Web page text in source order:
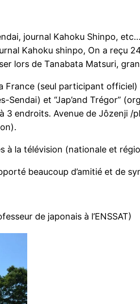
journal Kahoku Shinpo,
Kahoku shinpo, On a
lors de Tanabata Matsuri,
(seul participant
et “Jap’and Trégor”
3 endroits. Avenue de Jôzenji
à la télévision (nationale et
beaucoup d’amitié et de
de japonais à l’ENSSAT)